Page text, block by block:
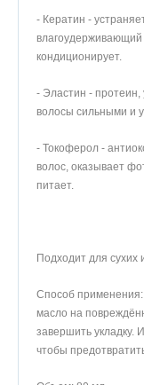
- Кератин -
кондиционирует.
- Эластин -
волосы сильными и
- Токоферол -
волос, оказывает
питает.
Подходит для сухих
Способ
масло на
завершить укладку.
чтобы